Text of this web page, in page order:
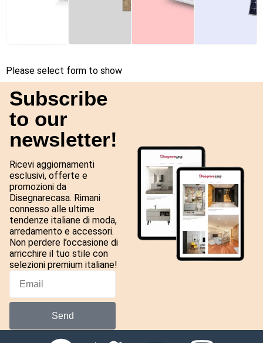
Please select form to show
Subscribe
to our
newsletter!
Ricevi aggiornamenti
esclusivi, offerte e
promozioni da
Disegnarecasa. Rimani
connesso alle ultime
tendenze italiane di moda,
arredamento e accessori.
Non perdere l’occasione di
arricchire il tuo stile con
selezioni premium italiane!
Send